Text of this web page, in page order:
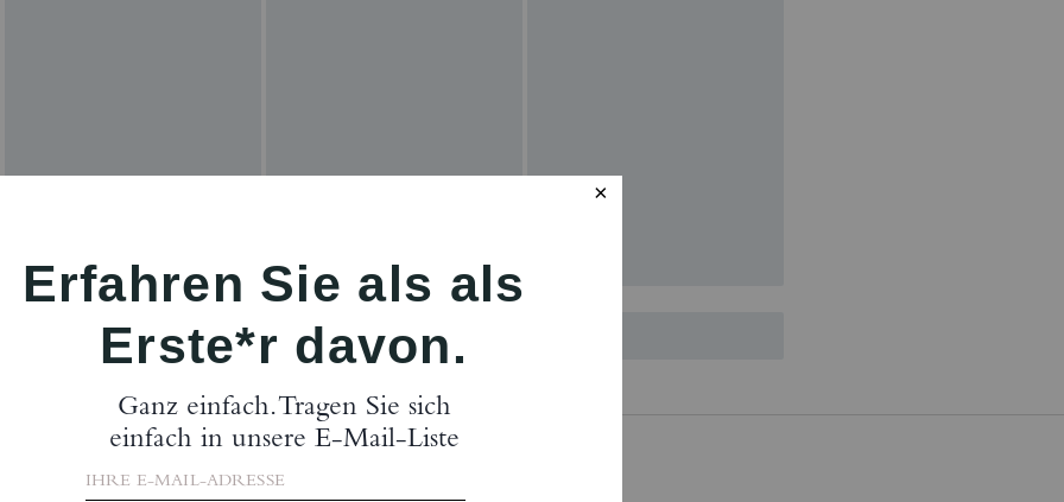
Bewertungen